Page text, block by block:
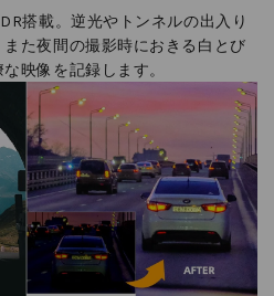
の超高感度CMOSセ
ー採用